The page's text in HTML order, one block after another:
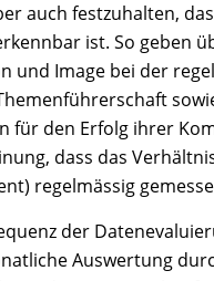
auch festzuhalten,
ist. So geben
und Image bei der
für den Erfolg ihrer
dass das
regelmässig
der
Auswertung